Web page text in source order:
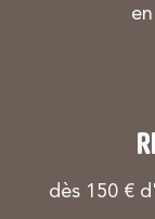
dès 150 €